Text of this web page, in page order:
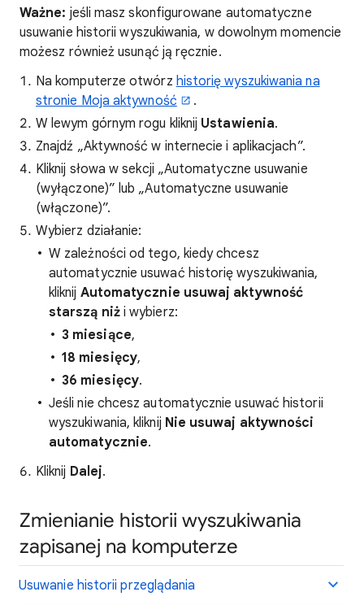
Ważne: jeśli masz skonfigurowane automatyczne
usuwanie historii wyszukiwania, w dowolnym momencie
możesz również usunąć ją ręcznie.
Na komputerze otwórz historię wyszukiwania na
stronie Moja aktywność
.
W lewym górnym rogu kliknij Ustawienia.
Znajdź „Aktywność w internecie i aplikacjach”.
Kliknij słowa w sekcji „Automatyczne usuwanie
(wyłączone)” lub „Automatyczne usuwanie
(włączone)”.
Wybierz działanie:
W zależności od tego, kiedy chcesz
automatycznie usuwać historię wyszukiwania,
kliknij Automatycznie usuwaj aktywność
starszą niżi wybierz:
3 miesiące,
18 miesięcy,
36 miesięcy.
Jeśli nie chcesz automatycznie usuwać historii
wyszukiwania, kliknij Nie usuwaj aktywności
automatycznie.
Kliknij Dalej.
Zmienianie historii wyszukiwania
zapisanej na komputerze
Usuwanie historii przeglądania